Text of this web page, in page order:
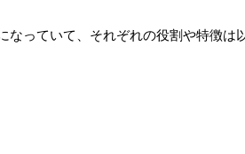
なっていて、それぞれの役割や特徴は